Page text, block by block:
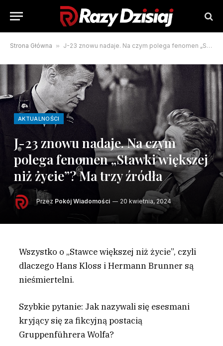
Strona Główna » J-23 znowu nadaje. Na czym polega fenomen „Stawki większej niż życie”? Ma trzy źródła
AKTUALNOŚCI
J-23 znowu nadaje. Na czym
polega fenomen „Stawki większej
niż życie”? Ma trzy źródła
Przez Pokój Wiadomości 20 kwietnia, 2024
Wszystko o „Stawce większej niż życie”, czyli
dlaczego Hans Kloss i Hermann Brunner są
nieśmiertelni.
Szybkie pytanie: Jak nazywali się esesmani
kryjący się za fikcyjną postacią
Gruppenführera Wolfa?